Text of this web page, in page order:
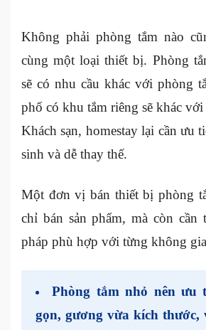
Không phải phòng tắm nào
cùng một loại thiết bị. Phòng
sẽ có nhu cầu khác với phòng
phố có khu tắm riêng sẽ khác
Khách sạn, homestay lại cần ưu
sinh và dễ thay thế.
Một đơn vị bán thiết bị phòng
chỉ bán sản phẩm, mà còn cần
pháp phù hợp với từng không
Phòng tắm nhỏ nên ưu
gọn, gương vừa kích thước,